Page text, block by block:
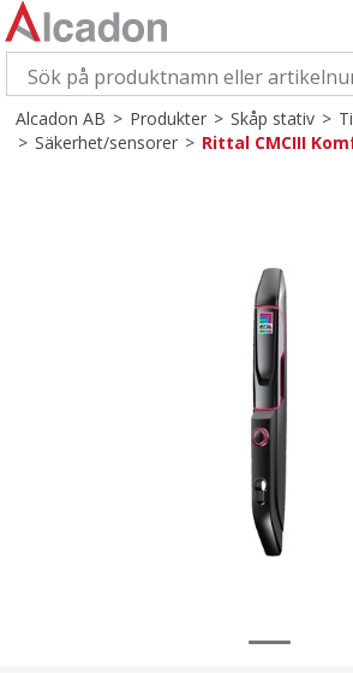
Alcadon AB>Produkter>Skåp stativ>
>Säkerhet/sensorer>Rittal CMCIII